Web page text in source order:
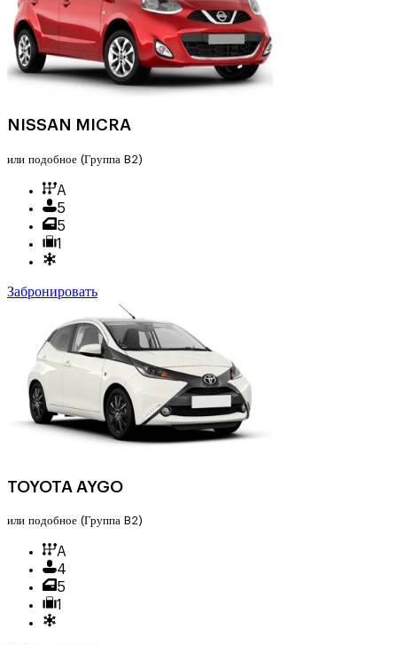
NISSAN MICRA
или подобное (Группа B2)
A
5
5
1
Забронировать
TOYOTA AYGO
или подобное (Группа B2)
A
4
5
1